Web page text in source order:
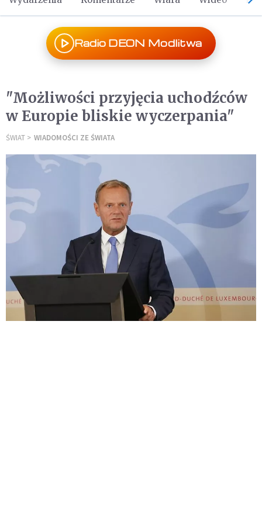
Radio DEON Modlitwa
"Możliwości przyjęcia uchodźców
w Europie bliskie wyczerpania"
ŚWIAT WIADOMOŚCI ZE ŚWIATA